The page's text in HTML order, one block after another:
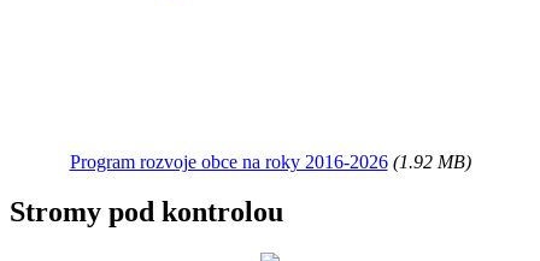
Program rozvoje obce na roky 2016-2026(1.92 MB)
Stromy pod kontrolou